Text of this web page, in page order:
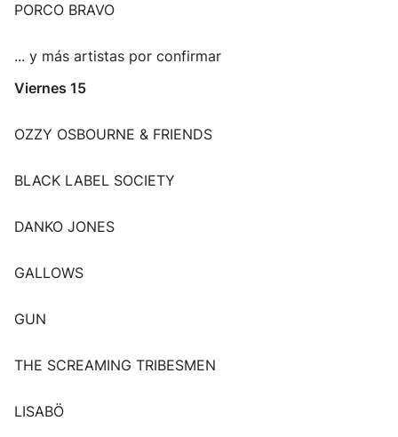
PORCO BRAVO
... y más artistas por confirmar
Viernes 15
OZZY OSBOURNE & FRIENDS
BLACK LABEL SOCIETY
DANKO JONES
GALLOWS
GUN
THE SCREAMING TRIBESMEN
LISABÖ